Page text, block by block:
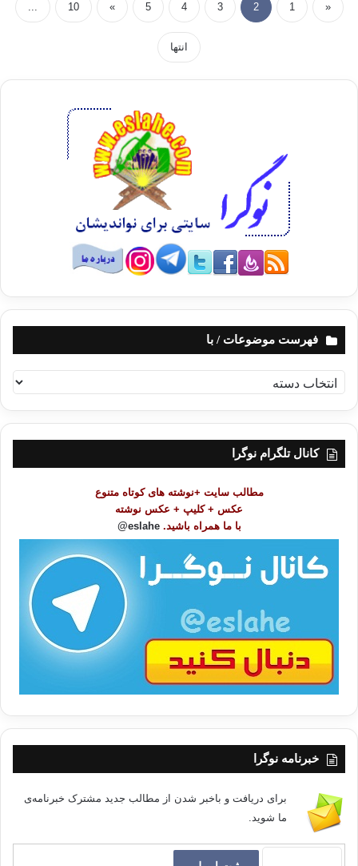
«
1
2
3
4
5
»
10
...
انتها
فهرست موضوعات / با
ه
ر
کانال تلگرام نوگرا
مطالب سایت +نوشته های کوتاه متنوع
عکس + کلیپ + عکس نوشته
با ما همراه باشید. eslahe@
خبرنامه نوگرا
برای دریافت و باخبر شدن از مطالب جدید مشترک خبرنامه‌ی
ما شوید.